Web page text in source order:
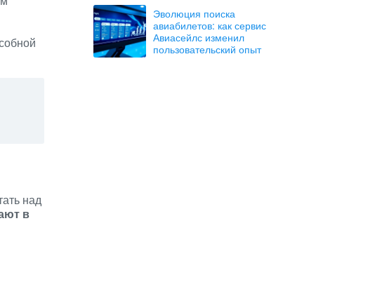
над
в
Эволюция поиска
авиабилетов: как сервис
Авиасейлс изменил
пользовательский опыт